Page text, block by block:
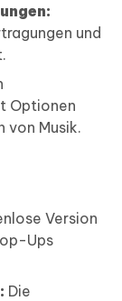
und
Optionen
von Musik.
Version
Ups
Die